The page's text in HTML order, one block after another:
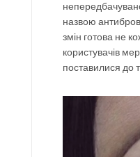
назвою
змін готова не
користувачів
поставилися до